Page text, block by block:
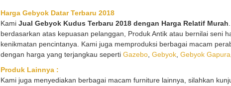
Harga Gebyok DatarTerbaru 2018
Kami Jual Gebyok Kudus Terbaru 2018dengan Harga Relatif Murah
berdasarkan atas kepuasan pelanggan, Produk Antik atau bernilai seni
kenikmatan pencintanya. Kami juga memproduksi berbagai macam
dengan harga yang terjangkau seperti Gazebo, Gebyok, Gebyok Gapura
Produk Lainnya :
Kami juga menyediakan berbagai macam furniture lainnya, silahkan